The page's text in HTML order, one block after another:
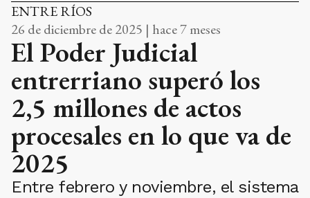
ENTRE RÍOS
26 de diciembre de 2025 | hace 7 meses
El Poder Judicial
entrerriano superó los
2,5 millones de actos
procesales en lo que va de
2025
Entre febrero y noviembre, el sistema